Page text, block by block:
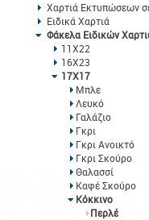
Χαρτιά Εκτυπώσεων
Ειδικά Χαρτιά
Φάκελα Ειδικών
11Χ22
16Χ23
17Χ17
Μπλε
Λευκό
Γαλάζιο
Γκρι
Γκρι Ανοικτό
Γκρι Σκούρο
Θαλασσί
Καφέ Σκούρο
Κόκκινο
Περλέ